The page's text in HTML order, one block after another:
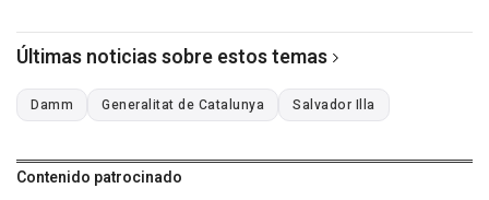
Últimas noticias sobre estos temas
Damm Generalitat de Catalunya Salvador Illa
Contenido patrocinado